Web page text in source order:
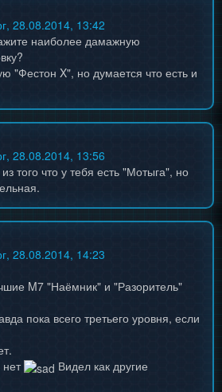
28.08.2014, 13:42
наиболее дамажную
"Фестон X", но думается что есть и
28.08.2014, 13:56
из того что у тебя есть "Мотыга", но
28.08.2014, 14:23
M7 "Наёмник" и "Разоритель"
пока всего третьего уровня, если
Видел как другие